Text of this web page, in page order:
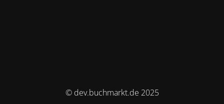
© dev.buchmarkt.de 2025